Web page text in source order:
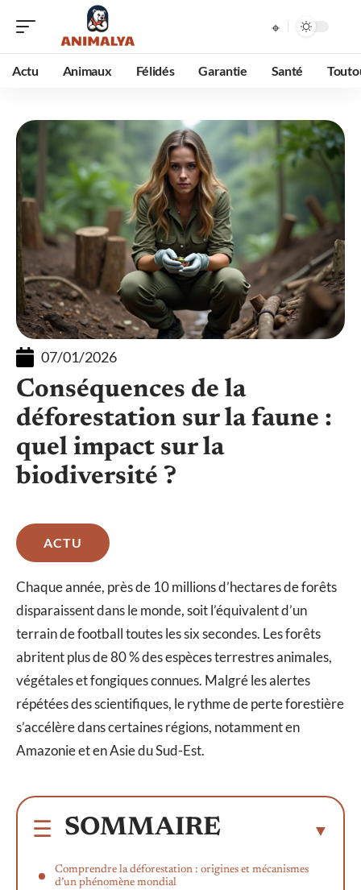
Actu Animaux Félidés Garantie Santé
07/01/2026
Conséquences de la
déforestation sur la faune :
quel impact sur la
biodiversité ?
ACTU
Chaque année, près de 10 millions d’hectares de forêts
disparaissent dans le monde, soit l’équivalent d’un
terrain de football toutes les six secondes. Les forêts
abritent plus de 80 % des espèces terrestres animales,
végétales et fongiques connues. Malgré les alertes
répétées des scientifiques, le rythme de perte forestière
s’accélère dans certaines régions, notamment en
Amazonie et en Asie du Sud-Est.
SOMMAIRE
Comprendre la déforestation : origines et mécanismes
d’un phénomène mondial